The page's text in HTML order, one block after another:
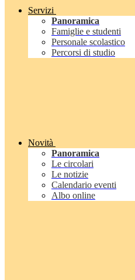
Servizi
Panoramica
Famiglie e studenti
Personale scolastico
Percorsi di studio
Novità
Panoramica
Le circolari
Le notizie
Calendario eventi
Albo online